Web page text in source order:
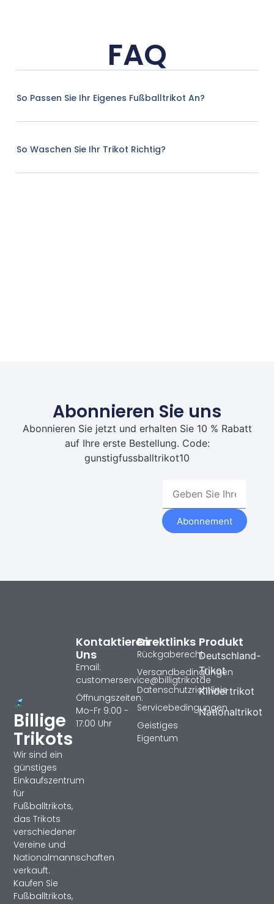
FAQ
So Passen Sie Ihr Eigenes Fußballtrikot An?
So Waschen Sie Ihr Trikot Richtig?
Abonnieren Sie uns
Abonnieren Sie jetzt und erhalten Sie 10 % Rabatt
auf Ihre erste Bestellung. Code:
gunstigfussballtrikot10
Abonnement
Billige
Trikots
Wir sind ein
günstiges
Einkaufszentrum
für
Fußballtrikots,
das Trikots
verschiedener
Vereine und
Nationalmannschaften
verkauft.
Kaufen Sie
Fußballtrikots,
Produkt
Deutschland-
Trikot
Kindertrikot
Nationaltrikot
Direktlinks
Rückgaberecht
Versandbedingungen
Datenschutzrichtlinie
Servicebedingungen
Geistiges
Eigentum
Kontaktieren
Uns
Email:
customerservice@billigtrikotde
Öffnungszeiten:
Mo-Fr 9:00 -
17:00 Uhr